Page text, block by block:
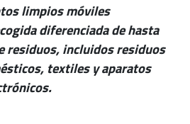
limpios móviles
diferenciada de hasta
residuos, incluidos residuos
textiles y aparatos